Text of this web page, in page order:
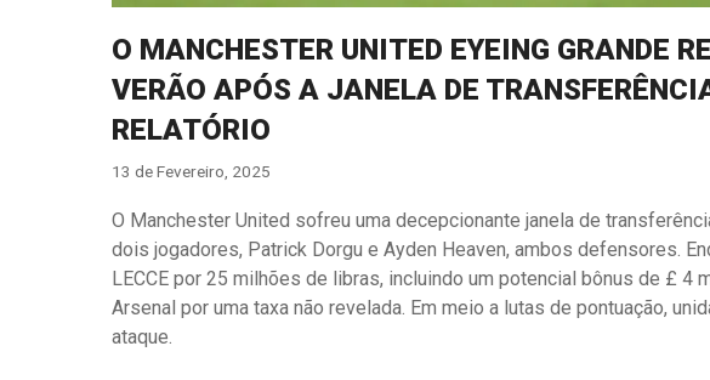
O MANCHESTER UNITED EYEING GRANDE
VERÃO APÓS A JANELA DE
RELATÓRIO
13 de Fevereiro, 2025
O Manchester United sofreu uma decepcionante janela de
dois jogadores, Patrick Dorgu e Ayden Heaven, ambos defensores.
LECCE por 25 milhões de libras, incluindo um potencial bônus de £ 4
Arsenal por uma taxa não revelada. Em meio a lutas de pontuação,
ataque.